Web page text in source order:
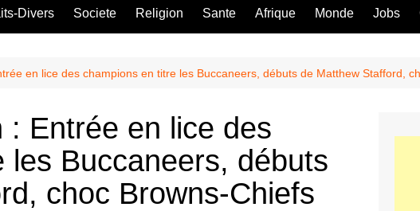
Divers Societe Religion Sante Afrique Monde Jobs
en lice des champions en titre les Buccaneers, débuts de Matthew Stafford,
: Entrée en lice des
les Buccaneers, débuts
choc Browns-Chiefs